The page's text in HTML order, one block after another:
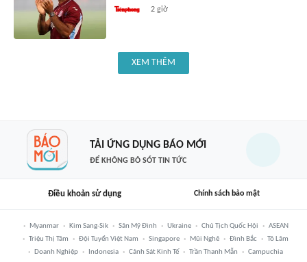
2 giờ
XEM THÊM
TẢI ỨNG DỤNG BÁO MỚI
ĐỂ KHÔNG BỎ SÓT TIN TỨC
Điều khoản sử dụng Chính sách bảo mật
Myanmar Kim Sang-Sik Sân Mỹ Đình Ukraine Chủ Tịch Quốc Hội
ASEAN
Triệu Thị Tâm
Đội Tuyển Việt Nam Singapore Mũi Nghê Đình Bắc
Tô Lâm
Doanh Nghiệp
Indonesia Cảnh Sát Kinh Tế Trần Thanh Mẫn
Campuchia